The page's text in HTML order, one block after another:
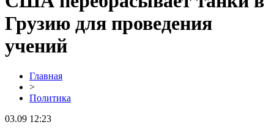
Грузию для проведения
учений
Главная
>
Политика
03.09 12:23